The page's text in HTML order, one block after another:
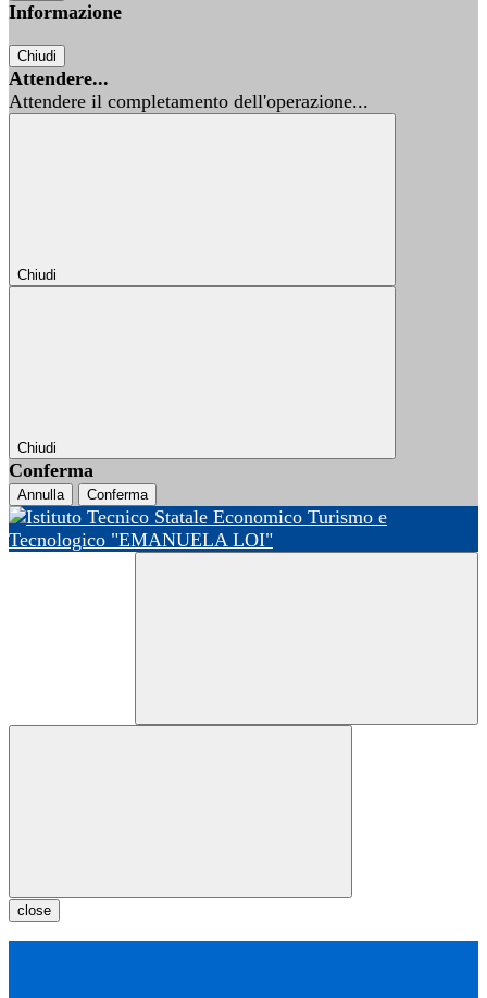
Informazione
Chiudi
Attendere...
Attendere il completamento dell'operazione...
Chiudi
Chiudi
Conferma
Annulla Conferma
close